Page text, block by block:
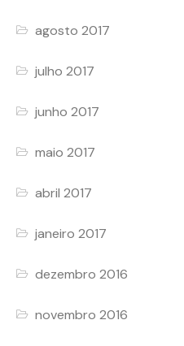
agosto 2017
julho 2017
junho 2017
maio 2017
abril 2017
janeiro 2017
dezembro 2016
novembro 2016